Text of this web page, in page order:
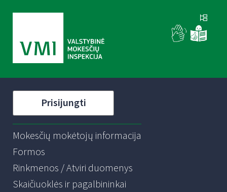
Prisijungti
Mokesčių mokėtojų informacija
Formos
Rinkmenos / Atviri duomenys
Skaičiuoklės ir pagalbininkai